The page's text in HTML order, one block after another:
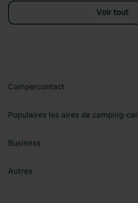
Voir tout
Campercontact
Populaires les aires de camping-car
Business
Autres